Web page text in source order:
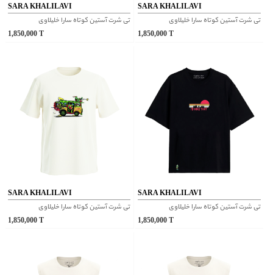
SARA KHALILAVI
تی شرت آستین کوتاه سارا خلیلاوی
1,850,000T
SARA KHALILAVI
تی شرت آستین کوتاه سارا خلیلاوی
1,850,000 T
SARA KHALILAVI
تی شرت آستین کوتاه سارا خلیلاوی
1,850,000T
SARA KHALILAVI
تی شرت آستین کوتاه سارا خلیلاوی
1,850,000 T